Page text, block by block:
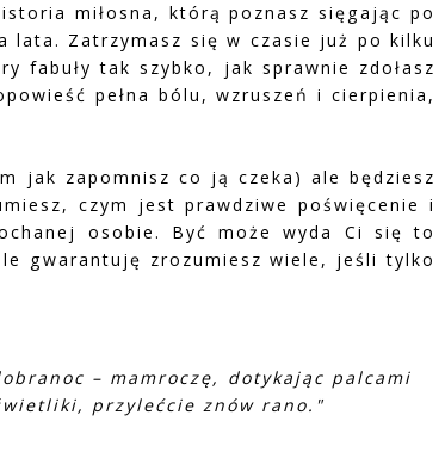
miłosna, którą poznasz sięgając po
lata. Zatrzymasz się w czasie już po kilku
fabuły tak szybko, jak sprawnie zdołasz
pełna bólu, wzruszeń i cierpienia,
jak zapomnisz co ją czeka) ale będziesz
czym jest prawdziwe poświęcenie i
osobie. Być może wyda Ci się to
gwarantuję zrozumiesz wiele, jeśli tylko
– mamroczę, dotykając palcami
przylećcie znów rano."